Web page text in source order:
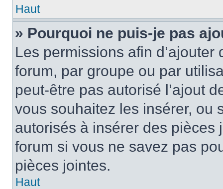
Haut
» Pourquoi ne puis-je pas
Les permissions afin
forum, par groupe ou par
peut-être pas autorisé l’ajout
vous souhaitez les insérer, ou
autorisés à insérer des pièces
forum si vous ne savez pas
pièces jointes.
Haut